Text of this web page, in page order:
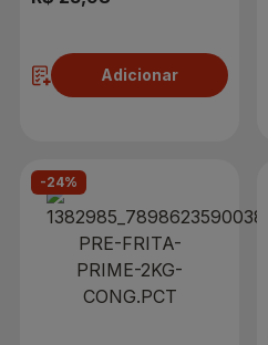
Adicionar
-24%